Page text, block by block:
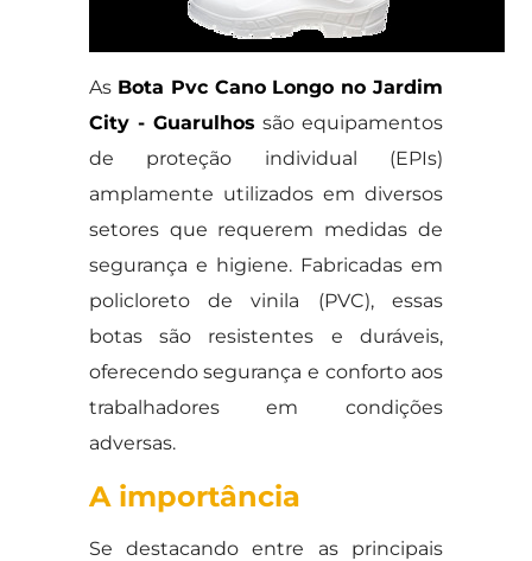
As Bota Pvc Cano Longo no Jardim
City - Guarulhos são equipamentos
de proteção individual (EPIs)
amplamente utilizados em diversos
setores que requerem medidas de
segurança e higiene. Fabricadas em
policloreto de vinila (PVC), essas
botas são resistentes e duráveis,
oferecendo segurança e conforto aos
trabalhadores em condições
adversas.
A importância
Se destacando entre as principais